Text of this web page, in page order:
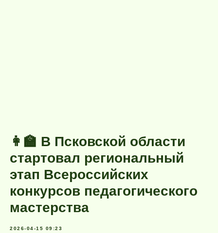
👩‍🏫 В Псковской области
стартовал региональный
этап Всероссийских
конкурсов педагогического
мастерства
2026-04-15 09:23